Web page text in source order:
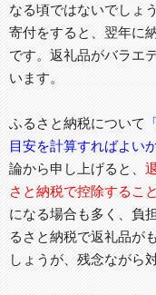
なる頃ではないでしょ
寄付をすると、翌年に
です。返礼品がバラエ
います。
ふるさと納税について
目安を計算すればよいか
論から申し上げると、
さと納税で控除するこ
になる場合も多く、負
るさと納税で返礼品が
しょうが、残念ながら